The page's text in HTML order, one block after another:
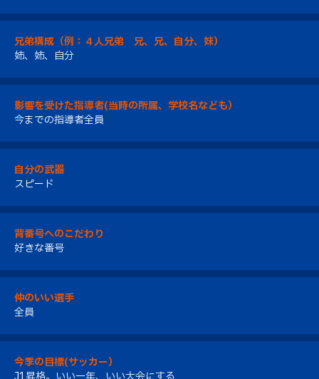
兄弟構成（例：４人兄弟 兄、兄、自分、妹）
姉、姉、自分
影響を受けた指導者(当時の所属、学校名なども）
今までの指導者全員
自分の武器
スピード
背番号へのこだわり
好きな番号
仲のいい選手
全員
今季の目標(サッカー）